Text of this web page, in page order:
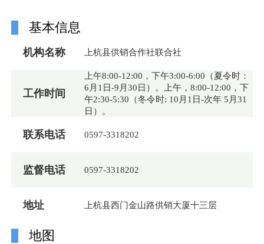
基本信息
机构名称 上杭县供销合作社联合社
工作时间
上午8:00-12:00，下午3:00-6:00（夏令时：
6月1日-9月30日）。上午，8:00-12:00，下
午2:30-5:30（冬令时: 10月1日-次年 5月31
日）。
联系电话 0597-3318202
监督电话 0597-3318202
地址 上杭县西门金山路供销大厦十三层
地图